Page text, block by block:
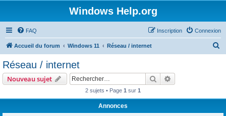
Windows Help.org
FAQ Connexion
Inscription
Accueil du forum Windows 11 Réseau / internet
Réseau / internet
Nouveau sujet Rechercher
2 sujets • Page 1 sur 1
Annonces